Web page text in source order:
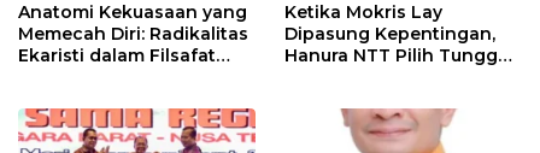
Anatomi Kekuasaan yang
Memecah Diri: Radikalitas
Ekaristi dalam Filsafat
Ketika Mokris Lay
Dipasung Kepentingan,
Hanura NTT Pilih Tunggu